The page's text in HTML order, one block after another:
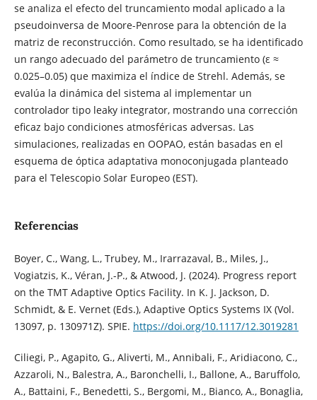
se analiza el efecto del truncamiento modal aplicado a la
pseudoinversa de Moore-Penrose para la obtención de la
matriz de reconstrucción. Como resultado, se ha identificado
un rango adecuado del parámetro de truncamiento (ε ≈
0.025–0.05) que maximiza el índice de Strehl. Además, se
evalúa la dinámica del sistema al implementar un
controlador tipo leaky integrator, mostrando una corrección
eficaz bajo condiciones atmosféricas adversas. Las
simulaciones, realizadas en OOPAO, están basadas en el
esquema de óptica adaptativa monoconjugada planteado
para el Telescopio Solar Europeo (EST).
Referencias
Boyer, C., Wang, L., Trubey, M., Irarrazaval, B., Miles, J.,
Vogiatzis, K., Véran, J.-P., & Atwood, J. (2024). Progress report
on the TMT Adaptive Optics Facility. In K. J. Jackson, D.
Schmidt, & E. Vernet (Eds.), Adaptive Optics Systems IX (Vol.
13097, p. 130971Z). SPIE. https://doi.org/10.1117/12.3019281
Ciliegi, P., Agapito, G., Aliverti, M., Annibali, F., Aridiacono, C.,
Azzaroli, N., Balestra, A., Baronchelli, I., Ballone, A., Baruffolo,
A., Battaini, F., Benedetti, S., Bergomi, M., Bianco, A., Bonaglia,